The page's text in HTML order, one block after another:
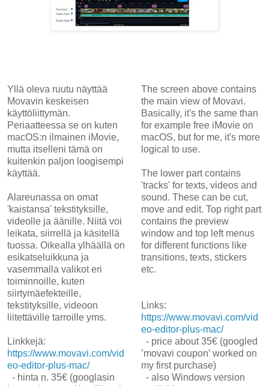
Yllä oleva ruutu näyttää
Movavin keskeisen
käyttöliittymän.
Periaatteessa se on kuten
macOS:n ilmainen iMovie,
mutta itselleni tämä on
kuitenkin paljon loogisempi
käyttää.
Alareunassa on omat
'kaistansa' tekstityksille,
videolle ja äänille. Niitä voi
leikata, siirrellä ja käsitellä
tuossa. Oikealla ylhäällä on
esikatseluikkuna ja
vasemmalla valikot eri
toiminnoille, kuten
siirtymäefekteille,
tekstityksille, videoon
liitettäville tarroille yms.
Linkkejä:
https://www.movavi.com/vid
eo-editor-plus-mac/
- hinta n. 35€ (googlasin
The screen above contains
the main view of Movavi.
Basically, it's the same than
for example free iMovie on
macOS, but for me, it's more
logical to use.
The lower part contains
'tracks' for texts, videos and
sound. These can be cut,
move and edit. Top right part
contains the preview
window and top left menus
for different functions like
transitions, texts, stickers
etc.
Links:
https://www.movavi.com/vid
eo-editor-plus-mac/
- price about 35€ (googled
’movavi coupon’ worked on
my first purchase)
- also Windows version